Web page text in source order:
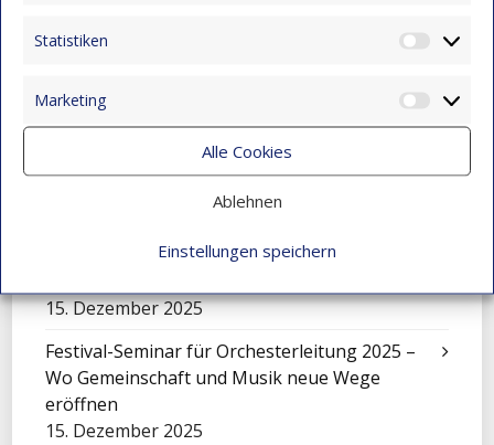
Statistiken
Marketing
Alle Cookies
Ablehnen
Einstellungen speichern
15. Dezember 2025
„El Petronito“: Feier der Kinder in der
Nachmittagsbetreuung
Cali füllt sich mit Worten: Ein unvergessliches
15. Dezember 2025
Festival-Seminar für Orchesterleitung 2025 –
Wo Gemeinschaft und Musik neue Wege
eröffnen
15. Dezember 2025